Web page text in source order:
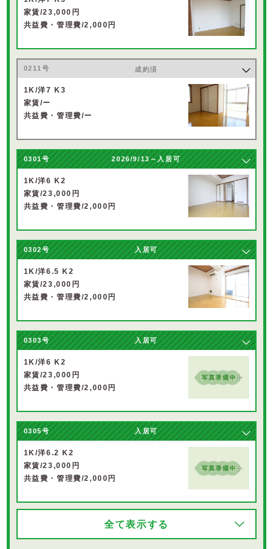
家賃/23,000円
共益費・管理費/2,000円
0211号 成約済
1K/洋7 K3
家賃/ー
共益費・管理費/ー
0301号 2026/9/13～入居可
1K/洋6 K2
家賃/23,000円
共益費・管理費/2,000円
0302号 入居可
1K/洋6.5 K2
家賃/23,000円
共益費・管理費/2,000円
0303号 入居可
1K/洋6 K2
家賃/23,000円
共益費・管理費/2,000円
0305号 入居可
1K/洋6.2 K2
家賃/23,000円
共益費・管理費/2,000円